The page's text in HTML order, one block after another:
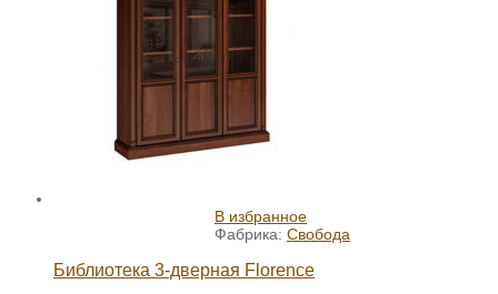
В избранное
Фабрика: Свобода
Библиотека 3-дверная Florence